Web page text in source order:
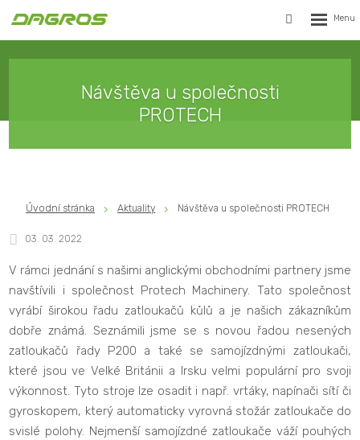
Vyhledávání
Návštěva u společnosti
PROTECH
Úvodní stránka Aktuality Návštěva u společnosti PROTECH
03. 03. 2022
V rámci jednání s našimi anglickými obchodními partnery jsme
navštívili i společnost Protech Machinery. Tato společnost
vyrábí širokou řadu zatloukačů kůlů a je našich zákazníkům
dobře známá. Seznámili jsme se s novou řadou nesených
zatloukačů řady P200 a také se samojízdnými zatloukači,
které jsou ve Velké Británii a Irsku velmi populární pro svoji
výkonnost. Tyto stroje lze osadit i např. vrtáky, napínači sítí či
gyroskopem, který automaticky vyrovná stožár zatloukače do
svislé polohy. Nejmenší samojízdné zatloukače váží pouhých